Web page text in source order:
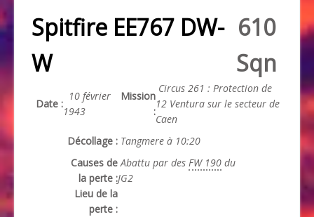
Spitfire EE767 DW-
W
610
Sqn
Date :
10 février
1943
Mission
:
Circus 261 : Protection de
12 Ventura sur le secteur de
Caen
Décollage : Tangmere à 10:20
Causes de
la perte :
Abattu par des FW 190 du
JG2
Lieu de la
perte :